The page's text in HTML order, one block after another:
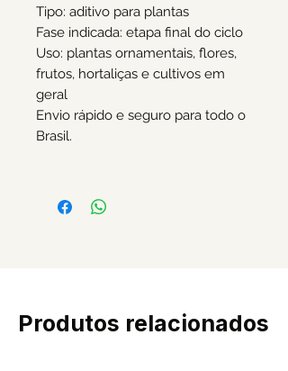
Tipo: aditivo para plantas
Fase indicada: etapa final do ciclo
Uso: plantas ornamentais, flores,
frutos, hortaliças e cultivos em
geral
Envio rápido e seguro para todo o
Brasil.
Produtos relacionados